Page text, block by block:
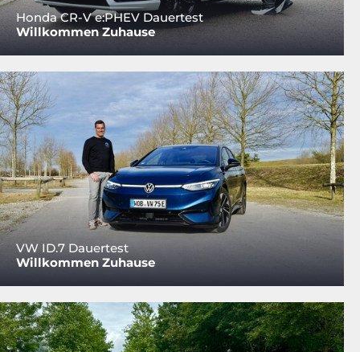
Honda CR-V e:PHEV Dauertest
Willkommen Zuhause
VW ID.7 Dauertest
Willkommen Zuhause